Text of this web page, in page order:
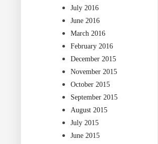
July 2016
June 2016
March 2016
February 2016
December 2015
November 2015
October 2015
September 2015
August 2015
July 2015
June 2015